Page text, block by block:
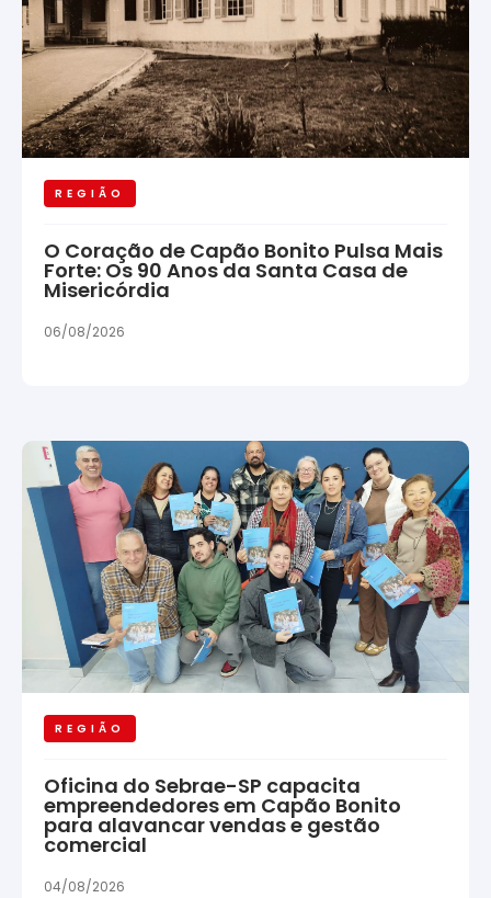
REGIÃO
O Coração de Capão Bonito Pulsa Mais
Forte: Os 90 Anos da Santa Casa de
Misericórdia
06/08/2026
REGIÃO
Oficina do Sebrae-SP capacita
empreendedores em Capão Bonito
para alavancar vendas e gestão
comercial
04/08/2026